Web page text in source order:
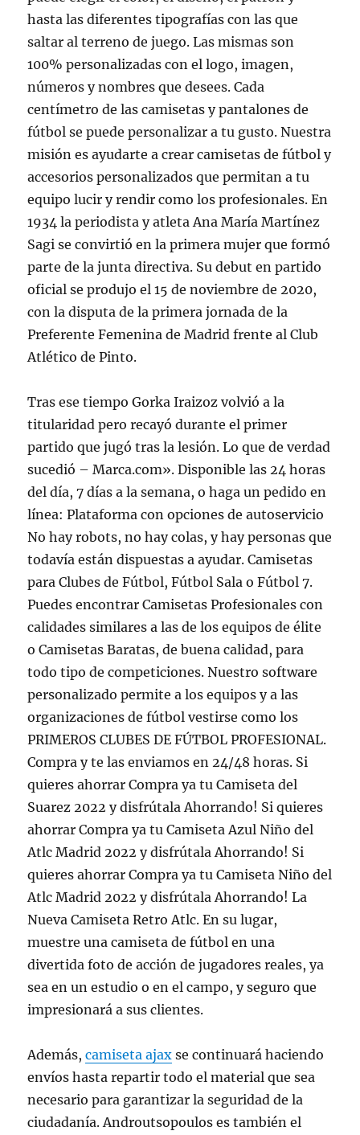
hasta las diferentes tipografías con las que
saltar al terreno de juego. Las mismas son
100% personalizadas con el logo, imagen,
números y nombres que desees. Cada
centímetro de las camisetas y pantalones de
fútbol se puede personalizar a tu gusto. Nuestra
misión es ayudarte a crear camisetas de fútbol y
accesorios personalizados que permitan a tu
equipo lucir y rendir como los profesionales. En
1934 la periodista y atleta Ana María Martínez
Sagi se convirtió en la primera mujer que formó
parte de la junta directiva. Su debut en partido
oficial se produjo el 15 de noviembre de 2020,
con la disputa de la primera jornada de la
Preferente Femenina de Madrid frente al Club
Atlético de Pinto.
Tras ese tiempo Gorka Iraizoz volvió a la
titularidad pero recayó durante el primer
partido que jugó tras la lesión. Lo que de verdad
sucedió – Marca.com». Disponible las 24 horas
del día, 7 días a la semana, o haga un pedido en
línea: Plataforma con opciones de autoservicio
No hay robots, no hay colas, y hay personas que
todavía están dispuestas a ayudar. Camisetas
para Clubes de Fútbol, Fútbol Sala o Fútbol 7.
Puedes encontrar Camisetas Profesionales con
calidades similares a las de los equipos de élite
o Camisetas Baratas, de buena calidad, para
todo tipo de competiciones. Nuestro software
personalizado permite a los equipos y a las
organizaciones de fútbol vestirse como los
PRIMEROS CLUBES DE FÚTBOL PROFESIONAL.
Compra y te las enviamos en 24/48 horas. Si
quieres ahorrar Compra ya tu Camiseta del
Suarez 2022 y disfrútala Ahorrando! Si quieres
ahorrar Compra ya tu Camiseta Azul Niño del
Atlc Madrid 2022 y disfrútala Ahorrando! Si
quieres ahorrar Compra ya tu Camiseta Niño del
Atlc Madrid 2022 y disfrútala Ahorrando! La
Nueva Camiseta Retro Atlc. En su lugar,
muestre una camiseta de fútbol en una
divertida foto de acción de jugadores reales, ya
sea en un estudio o en el campo, y seguro que
impresionará a sus clientes.
Además,camiseta ajax se continuará haciendo
envíos hasta repartir todo el material que sea
necesario para garantizar la seguridad de la
ciudadanía. Androutsopoulos es también el